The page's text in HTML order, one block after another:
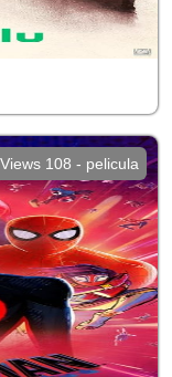
Views 108 - pelicula